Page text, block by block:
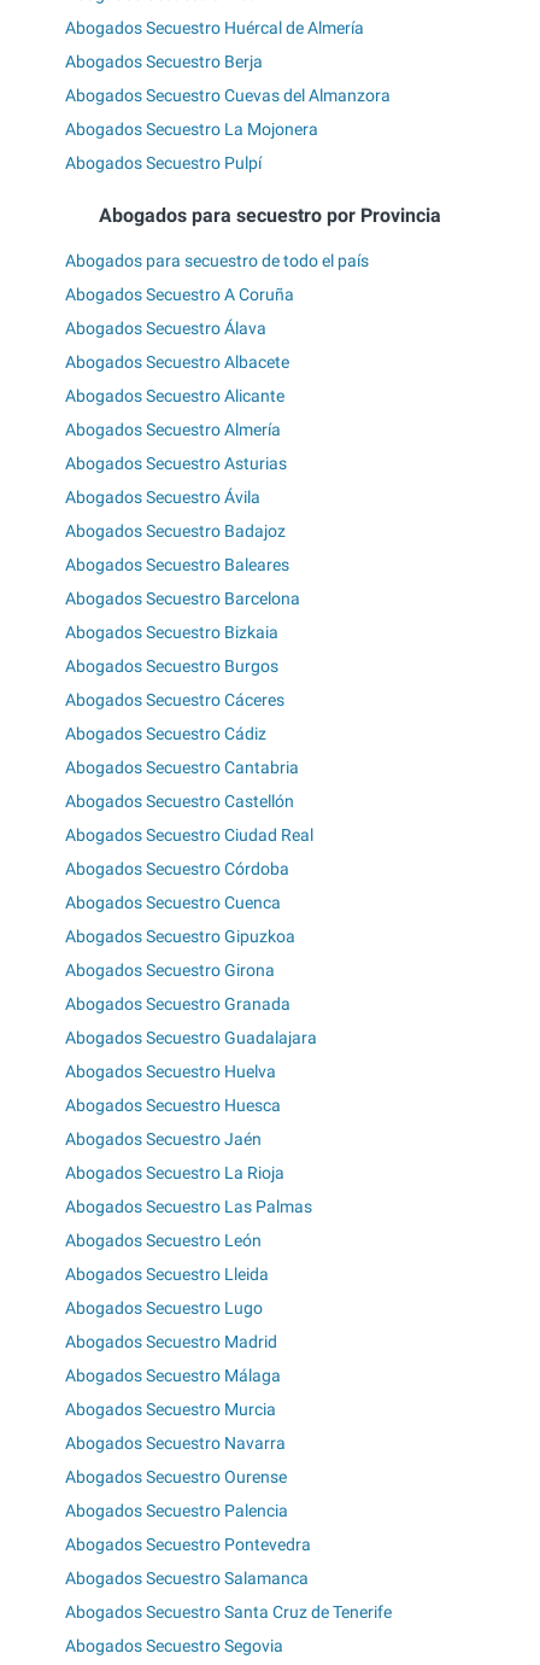
Abogados Secuestro Huércal de Almería
Abogados Secuestro Berja
Abogados Secuestro Cuevas del Almanzora
Abogados Secuestro La Mojonera
Abogados Secuestro Pulpí
Abogados para secuestro por Provincia
Abogados para secuestro de todo el país
Abogados Secuestro A Coruña
Abogados Secuestro Álava
Abogados Secuestro Albacete
Abogados Secuestro Alicante
Abogados Secuestro Almería
Abogados Secuestro Asturias
Abogados Secuestro Ávila
Abogados Secuestro Badajoz
Abogados Secuestro Baleares
Abogados Secuestro Barcelona
Abogados Secuestro Bizkaia
Abogados Secuestro Burgos
Abogados Secuestro Cáceres
Abogados Secuestro Cádiz
Abogados Secuestro Cantabria
Abogados Secuestro Castellón
Abogados Secuestro Ciudad Real
Abogados Secuestro Córdoba
Abogados Secuestro Cuenca
Abogados Secuestro Gipuzkoa
Abogados Secuestro Girona
Abogados Secuestro Granada
Abogados Secuestro Guadalajara
Abogados Secuestro Huelva
Abogados Secuestro Huesca
Abogados Secuestro Jaén
Abogados Secuestro La Rioja
Abogados Secuestro Las Palmas
Abogados Secuestro León
Abogados Secuestro Lleida
Abogados Secuestro Lugo
Abogados Secuestro Madrid
Abogados Secuestro Málaga
Abogados Secuestro Murcia
Abogados Secuestro Navarra
Abogados Secuestro Ourense
Abogados Secuestro Palencia
Abogados Secuestro Pontevedra
Abogados Secuestro Salamanca
Abogados Secuestro Santa Cruz de Tenerife
Abogados Secuestro Segovia